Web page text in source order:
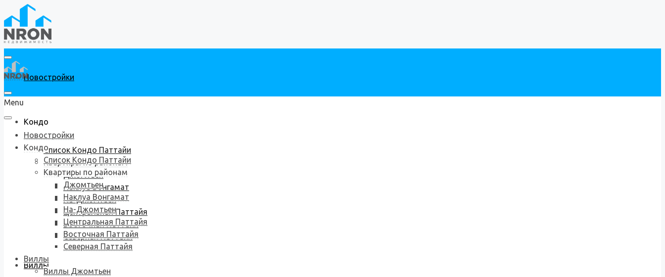
Новостройки
Кондо
Список Кондо Паттайи
Квартиры по районам
Джомтьен
Наклуа Вонгамат
На-Джомтьен
Центральная Паттайя
Восточная Паттайя
Северная Паттайя
Виллы
Menu
Новостройки
Кондо
Список Кондо Паттайи
Квартиры по районам
Джомтьен
Наклуа Вонгамат
На-Джомтьен
Центральная Паттайя
Восточная Паттайя
Северная Паттайя
Виллы
Виллы Джомтьен